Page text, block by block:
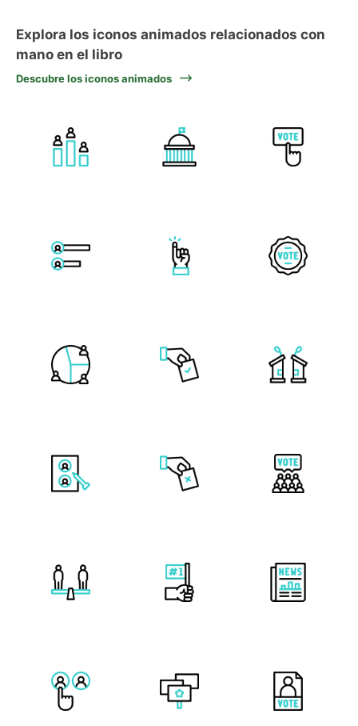
Explora los iconos animados relacionados con
mano en el libro
Descubre los iconos animados